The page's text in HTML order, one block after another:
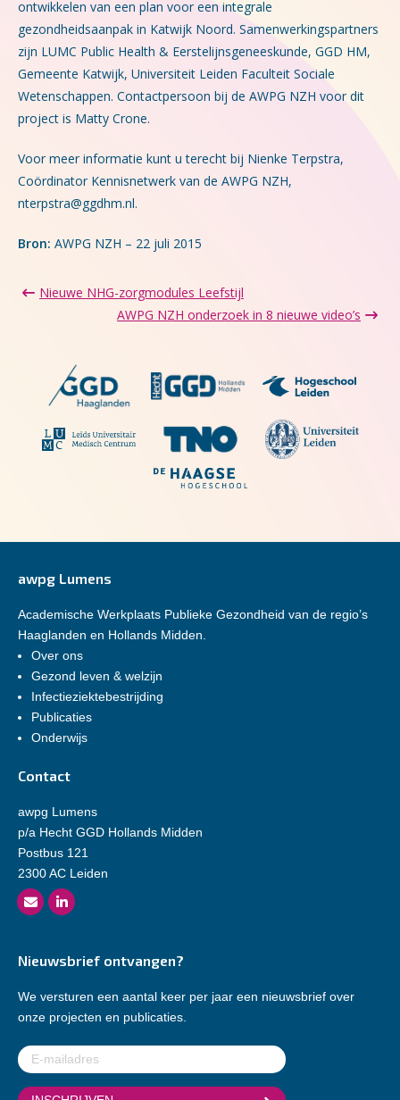
ontwikkelen van een plan voor een integrale
gezondheidsaanpak in Katwijk Noord. Samenwerkingspartners
zijn LUMC Public Health & Eerstelijnsgeneeskunde, GGD HM,
Gemeente Katwijk, Universiteit Leiden Faculteit Sociale
Wetenschappen. Contactpersoon bij de AWPG NZH voor dit
project is Matty Crone.
Voor meer informatie kunt u terecht bij Nienke Terpstra,
Coördinator Kennisnetwerk van de AWPG NZH,
nterpstra@ggdhm.nl.
Bron: AWPG NZH – 22 juli 2015
Nieuwe NHG-zorgmodules Leefstijl
AWPG NZH onderzoek in 8 nieuwe video’s
awpg Lumens
Academische Werkplaats Publieke Gezondheid van de regio’s
Haaglanden en Hollands Midden.
Over ons
Gezond leven & welzijn
Infectieziektebestrijding
Publicaties
Onderwijs
Contact
awpg Lumens
p/a Hecht GGD Hollands Midden
Postbus 121
2300 AC Leiden
Nieuwsbrief ontvangen?
We versturen een aantal keer per jaar een nieuwsbrief over
onze projecten en publicaties.
E-
mailadres(Vereist)